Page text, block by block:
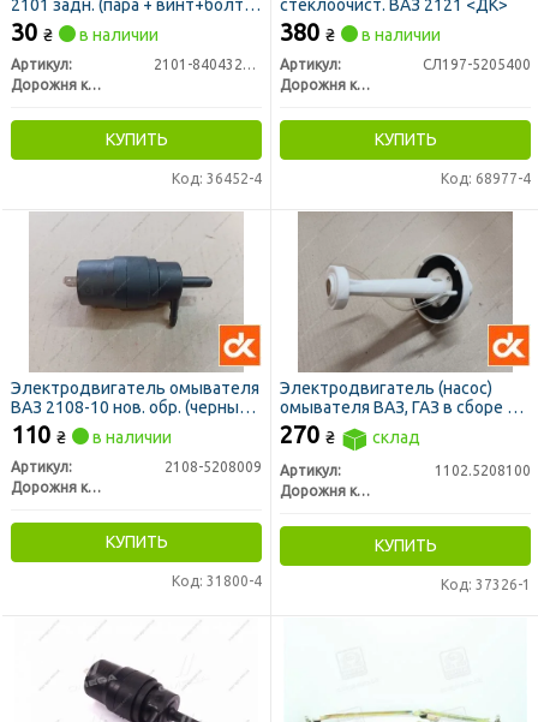
2101 задн. (пара + винт+болт)
<ДК>
30 ₴ в наличии
Артикул:
2101-8404320-10
Дорожня карта
КУПИТЬ
Код: 36452-4
стеклоочист. ВАЗ 2121 <ДК>
380 ₴ в наличии
Артикул:
СЛ197-5205400
Дорожня карта
КУПИТЬ
Код: 68977-4
Электродвигатель омывателя
ВАЗ 2108-10 нов. обр. (черный)
12В, 0,16МРа (ДК)
110 ₴ в наличии
Артикул:
2108-5208009
Дорожня карта
КУПИТЬ
Код: 31800-4
Электродвигатель (насос)
омывателя ВАЗ, ГАЗ в сборе ст.
обр. (морковка) 12В (ДК)
270 ₴ склад
Артикул:
1102.5208100
Дорожня карта
КУПИТЬ
Код: 37326-1